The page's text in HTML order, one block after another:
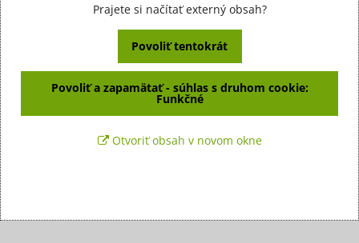
Prajete si načítať externý obsah?
Povoliť tentokrát
Povoliť a zapamätať - súhlas s druhom cookie:
Funkčné
Otvoriť obsah v novom okne